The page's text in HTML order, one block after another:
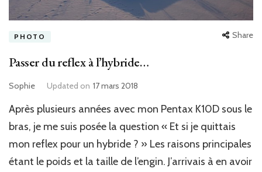
PHOTO Share
Passer du reflex à l’hybride…
Sophie Updated on 17 mars 2018
Après plusieurs années avec mon Pentax K10D sous le
bras, je me suis posée la question « Et si je quittais
mon reflex pour un hybride ? » Les raisons principales
étant le poids et la taille de l’engin. J’arrivais à en avoir